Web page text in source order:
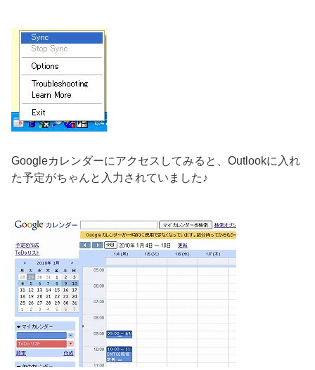
Googleカレンダーにアクセスしてみると、Outlookに入れ
た予定がちゃんと入力されていました♪